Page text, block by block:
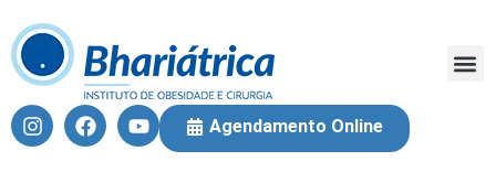
Agendamento Online